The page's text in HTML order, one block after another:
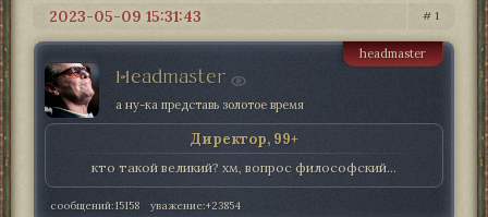
1
2023-05-09 15:31:43
Headmaster
headmaster
а ну-ка представь золотое время
Директор, 99+
кто такой великий? хм, вопрос философский...
сообщений:15158 уважение:+23854